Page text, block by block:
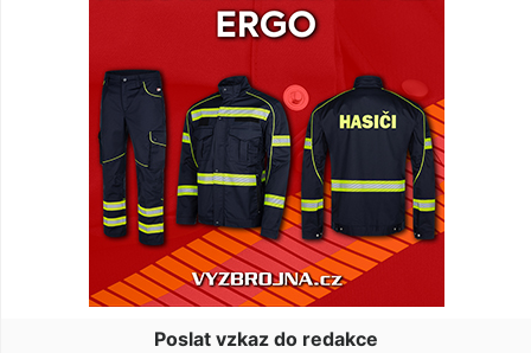
Poslat vzkaz do redakce